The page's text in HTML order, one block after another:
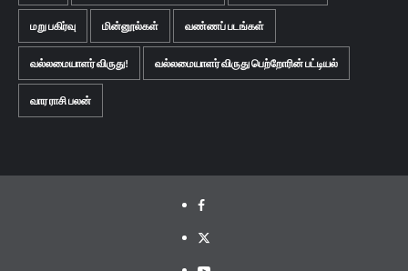
மறு பகிர்வு மின்னூல்கள் வண்ணப் படங்கள்
வல்லமையாளர் விருது! வல்லமையாளர் விருது பெற்றோரின் பட்டியல்
வார ராசி பலன்
Facebook
Twitter